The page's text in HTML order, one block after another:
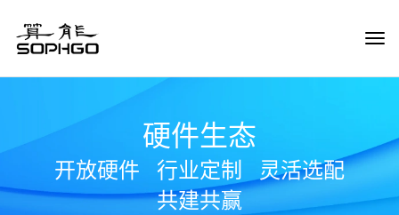
硬件生态
开放硬件 行业定制
灵活选配
共建共赢